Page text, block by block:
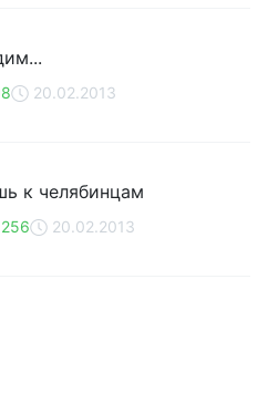
20.02.2013
к челябинцам
20.02.2013